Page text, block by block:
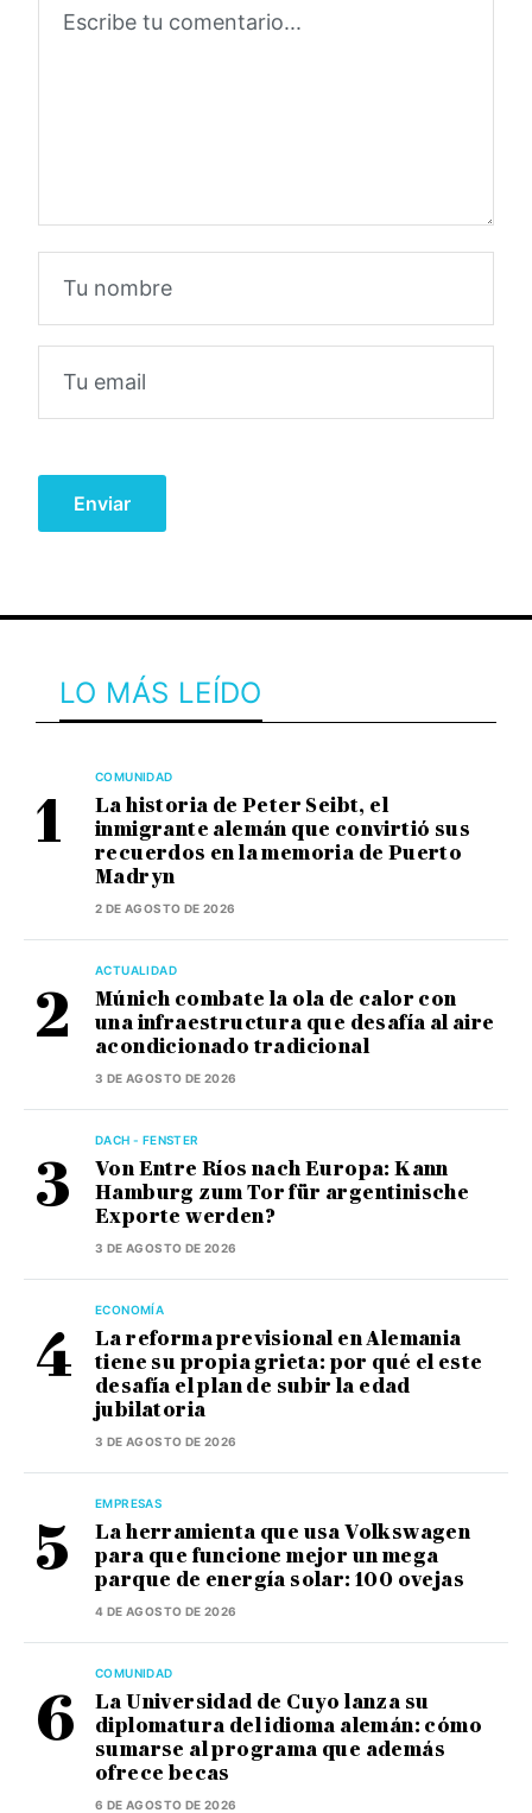
LO MÁS LEÍDO
COMUNIDAD
La historia de Peter Seibt, el
inmigrante alemán que convirtió sus
recuerdos en la memoria de Puerto
Madryn
2 DE AGOSTO DE 2026
ACTUALIDAD
Múnich combate la ola de calor con
una infraestructura que desafía al aire
acondicionado tradicional
3 DE AGOSTO DE 2026
DACH - FENSTER
Von Entre Ríos nach Europa: Kann
Hamburg zum Tor für argentinische
Exporte werden?
3 DE AGOSTO DE 2026
ECONOMÍA
La reforma previsional en Alemania
tiene su propia grieta: por qué el este
desafía el plan de subir la edad
jubilatoria
3 DE AGOSTO DE 2026
EMPRESAS
La herramienta que usa Volkswagen
para que funcione mejor un mega
parque de energía solar: 100 ovejas
4 DE AGOSTO DE 2026
COMUNIDAD
La Universidad de Cuyo lanza su
diplomatura del idioma alemán: cómo
sumarse al programa que además
ofrece becas
6 DE AGOSTO DE 2026